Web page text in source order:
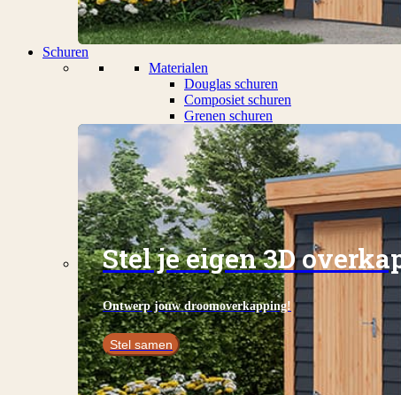
Schuren
Materialen
Douglas schuren
Composiet schuren
Grenen schuren
Stel je eigen 3D
Ontwerp jouw droomoverkapping!
Stel samen